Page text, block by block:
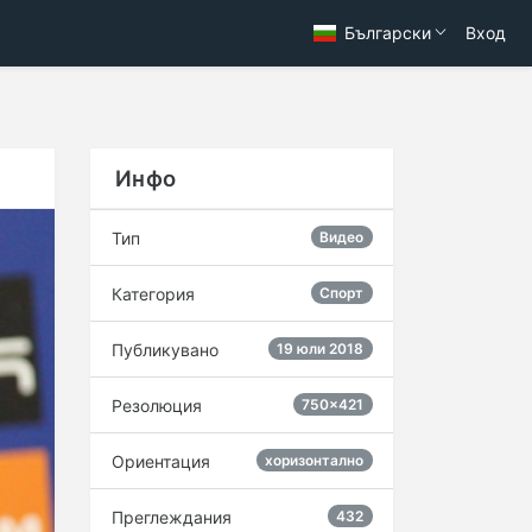
Български Вход
Инфо
Видео
Тип
Спорт
Категория
19 юли 2018
Публикувано
750×421
Резолюция
хоризонтално
Ориентация
432
Преглеждания